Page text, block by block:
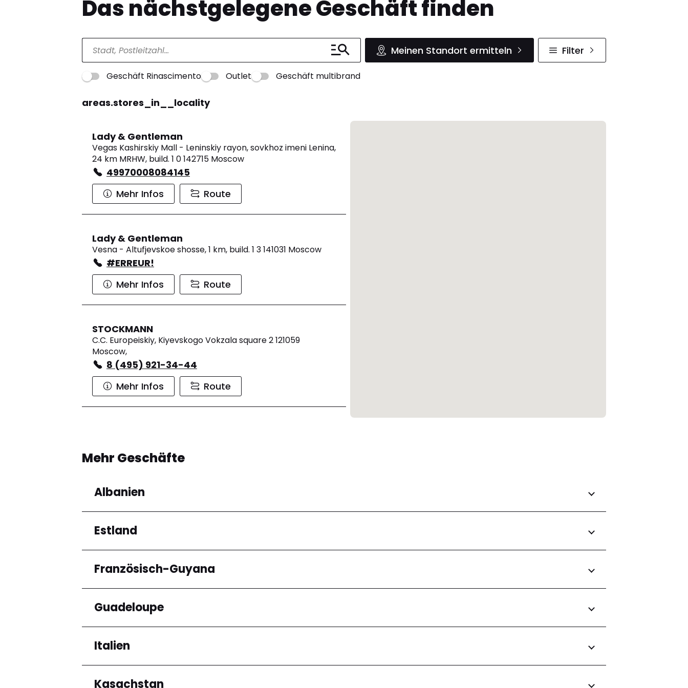
Das nächstgelegene Geschäft finden
Meinen Standort ermitteln Filter
Geschäft Rinascimento Outlet Geschäft multibrand
areas.stores_in__locality
Lady & Gentleman
Vegas Kashirskiy Mall - Leninskiy rayon, sovkhoz imeni Lenina,
24 km MRHW, build. 1 0 142715 Moscow
49970008084145
Mehr Infos
Route
Lady & Gentleman
Vesna - Altufjevskoe shosse, 1 km, build. 1 3 141031 Moscow
#ERREUR!
Mehr Infos
Route
STOCKMANN
C.C. Europeiskiy, Kiyevskogo Vokzala square 2 121059
Moscow,
8 (495) 921-34-44
Mehr Infos
Route
Mehr Geschäfte
Albanien
Regionen
Qarku i Tiranës
Estland
Regionen
Harju maakond
Tartu maakond
Französisch-Guyana
Regionen
Arrondissement de Cayenne
Guadeloupe
Regionen
Grande-Terre
Italien
Regionen
Kasachstan